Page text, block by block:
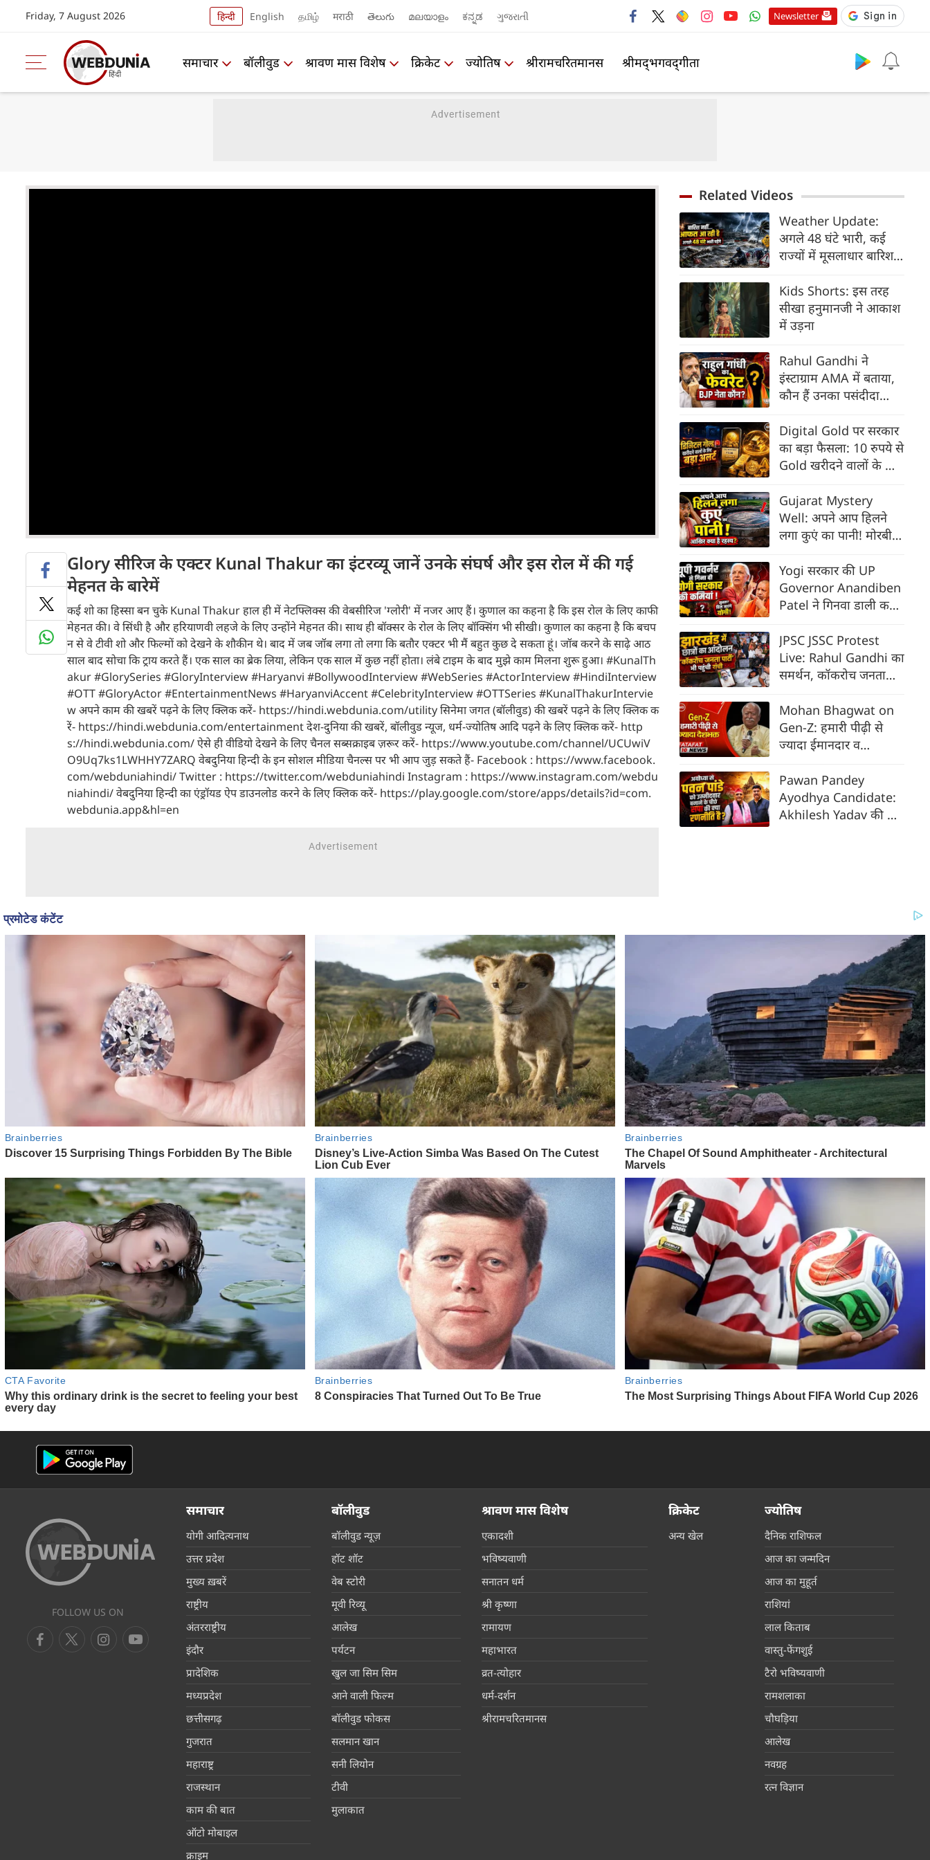
Friday, 7 August 2026 हिन्दी English தமிழ் मराठी తెలుగు മലയാളം ಕನ್ನಡ ગુજરાતી Newsletter
समाचार बॉलीवुड श्रावण मास विशेष क्रिकेट ज्योतिष श्रीरामचरितमानस श्रीमद्‍भगवद्‍गीता
Glory सीरिज के एक्टर Kunal Thakur का इंटरव्यू जानें उनके संघर्ष और इस रोल में की गई
मेहनत के बारेमें
कई शो का हिस्सा बन चुके Kunal Thakur हाल ही में नेटफ्लिक्स की वेबसीरिज 'ग्लोरी' में नजर आए हैं। कुणाल का कहना है कि इस रोल के लिए काफी
मेहनत की। वे सिंधी है और हरियाणवी लहजे के लिए उन्होंने मेहनत की। साथ ही बॉक्सर के रोल के लिए बॉक्सिंग भी सीखी। कुणाल का कहना है कि बचप
न से वे टीवी शो और फिल्मों को देखने के शौकीन थे। बाद में जब जॉब लगा तो लगा कि बतौर एक्टर भी मैं बहुत कुछ दे सकता हूं। जॉब करने के साढ़े आठ
साल बाद सोचा कि ट्राय करते हैं। एक साल का ब्रेक लिया, लेकिन एक साल में कुछ नहीं होता। लंबे टाइम के बाद मुझे काम मिलना शुरू हुआ। #KunalTh
akur #GlorySeries #GloryInterview #Haryanvi #BollywoodInterview #WebSeries #ActorInterview #HindiInterview
#OTT #GloryActor #EntertainmentNews #HaryanviAccent #CelebrityInterview #OTTSeries #KunalThakurIntervie
w अपने काम की खबरें पढ़ने के लिए क्लिक करें- https://hindi.webdunia.com/utility सिनेमा जगत (बॉलीवुड) की खबरें पढ़ने के लिए क्लिक क
रें- https://hindi.webdunia.com/entertainment देश-दुनिया की खबरें, बॉलीवुड न्यूज, धर्म-ज्योतिष आदि पढ़ने के लिए क्लिक करें- http
s://hindi.webdunia.com/ ऐसे ही वीडियो देखने के लिए चैनल सब्सक्राइब ज़रूर करें- https://www.youtube.com/channel/UCUwiV
O9Uq7ks1LWHHY7ZARQ वेबदुनिया हिन्दी के इन सोशल मीडिया चैनल्स पर भी आप जुड़ सकते हैं- Facebook : https://www.facebook.
com/webduniahindi/ Twitter : https://twitter.com/webduniahindi Instagram : https://www.instagram.com/webdu
niahindi/ वेबदुनिया हिन्दी का एंड्रॉयड ऐप डाउनलोड करने के लिए क्लिक करें- https://play.google.com/store/apps/details?id=com.
webdunia.app&hl=en
Related Videos
Weather Update:
अगले 48 घंटे भारी, कई
राज्यों में मूसलाधार बारिश,
अलर्ट
Kids Shorts: इस तरह
सीखा हनुमानजी ने आकाश
में उड़ना
Rahul Gandhi ने
इंस्टाग्राम AMA में बताया,
कौन हैं उनका पसंदीदा
देगा हैरान
Digital Gold पर सरकार
का बड़ा फैसला: 10 रुपये से
Gold खरीदने वालों के लिए
Gujarat Mystery
Well: अपने आप हिलने
लगा कुएं का पानी! मोरबी
Video Viral
Yogi सरकार की UP
Governor Anandiben
Patel ने गिनवा डाली कई
दिखाओ
JPSC JSSC Protest
Live: Rahul Gandhi का
समर्थन, कॉकरोच जनता
क्या बोले?
Mohan Bhagwat on
Gen-Z: हमारी पीढ़ी से
ज्यादा ईमानदार व
आंदोलन पर बोले RSS
प्रमुख
Pawan Pandey
Ayodhya Candidate:
Akhilesh Yadav की पांडे
FOLLOW US ON
समाचार
योगी आदित्यनाथ
उत्तर प्रदेश
मुख्य ख़बरें
राष्ट्रीय
अंतरराष्ट्रीय
इंदौर
प्रादेशिक
मध्यप्रदेश
छत्तीसगढ़
गुजरात
महाराष्ट्र
राजस्थान
काम की बात
ऑटो मोबाइल
क्राइम
बॉलीवुड
बॉलीवुड न्यूज़
हॉट शॉट
वेब स्टोरी
मूवी रिव्यू
आलेख
पर्यटन
खुल जा सिम सिम
आने वाली फिल्म
बॉलीवुड फोकस
सलमान खान
सनी लियोन
टीवी
मुलाकात
श्रावण मास विशेष
एकादशी
भविष्यवाणी
सनातन धर्म
श्री कृष्णा
रामायण
महाभारत
व्रत-त्योहार
धर्म-दर्शन
श्रीरामचरितमानस
क्रिकेट
अन्य खेल
ज्योतिष
दैनिक राशिफल
आज का जन्मदिन
आज का मुहूर्त
राशियां
लाल किताब
वास्तु-फेंगशुई
टैरो भविष्यवाणी
रामशलाका
चौघड़िया
आलेख
नवग्रह
रत्न विज्ञान